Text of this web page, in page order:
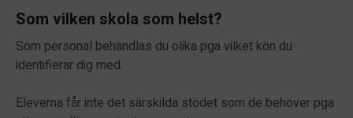
Som vilken skola som helst?
Som personal behandlas du olika pga vilket kön du
identifierar dig med.
Eleverna får inte det särskilda stödet som de behöver pga